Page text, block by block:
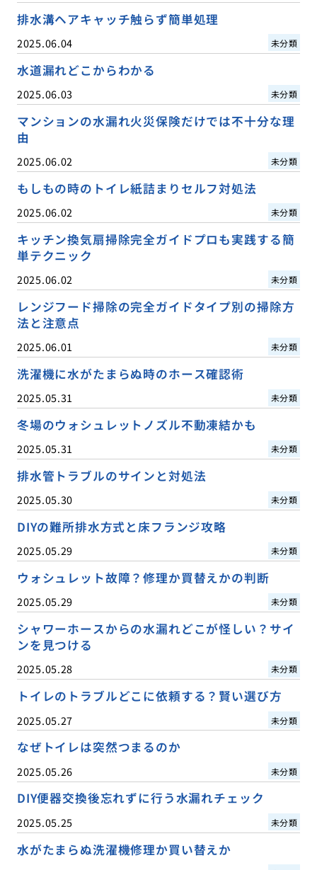
排水溝ヘアキャッチ触らず簡単処理
2025.06.04 未分類
水道漏れどこからわかる
2025.06.03 未分類
マンションの水漏れ火災保険だけでは不十分な理
由
2025.06.02 未分類
もしもの時のトイレ紙詰まりセルフ対処法
2025.06.02 未分類
キッチン換気扇掃除完全ガイドプロも実践する簡
単テクニック
2025.06.02 未分類
レンジフード掃除の完全ガイドタイプ別の掃除方
法と注意点
2025.06.01 未分類
洗濯機に水がたまらぬ時のホース確認術
2025.05.31 未分類
冬場のウォシュレットノズル不動凍結かも
2025.05.31 未分類
排水管トラブルのサインと対処法
2025.05.30 未分類
DIYの難所排水方式と床フランジ攻略
2025.05.29 未分類
ウォシュレット故障？修理か買替えかの判断
2025.05.29 未分類
シャワーホースからの水漏れどこが怪しい？サイ
ンを見つける
2025.05.28 未分類
トイレのトラブルどこに依頼する？賢い選び方
2025.05.27 未分類
なぜトイレは突然つまるのか
2025.05.26 未分類
DIY便器交換後忘れずに行う水漏れチェック
2025.05.25 未分類
水がたまらぬ洗濯機修理か買い替えか